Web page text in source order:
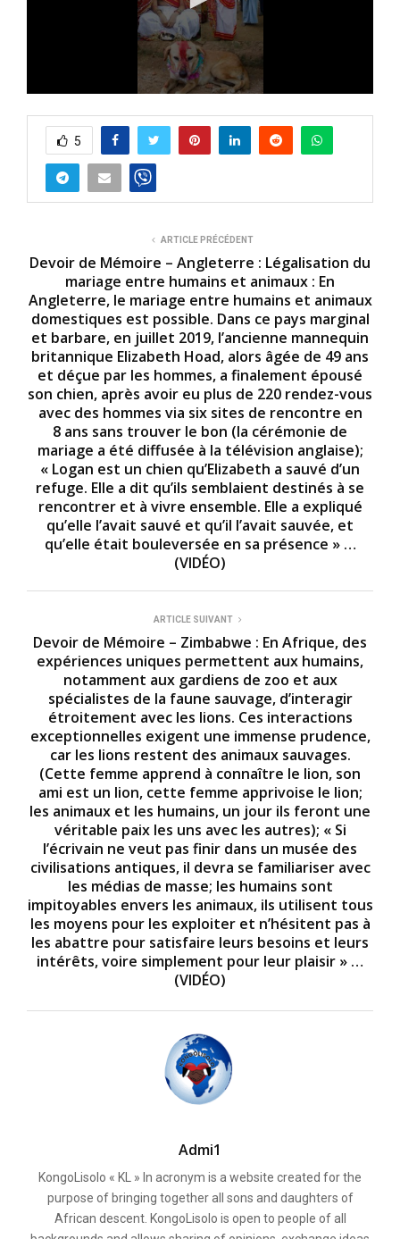
s
s
m
u
e
s
e
5
ARTICLE PRÉCÉDENT
Devoir de Mémoire – Angleterre : Légalisation du
mariage entre humains et animaux : En
Angleterre, le mariage entre humains et animaux
domestiques est possible. Dans ce pays marginal
et barbare, en juillet 2019, l’ancienne mannequin
britannique Elizabeth Hoad, alors âgée de 49 ans
et déçue par les hommes, a finalement épousé
son chien, après avoir eu plus de 220 rendez-vous
avec des hommes via six sites de rencontre en
8 ans sans trouver le bon (la cérémonie de
mariage a été diffusée à la télévision anglaise);
« Logan est un chien qu’Elizabeth a sauvé d’un
refuge. Elle a dit qu’ils semblaient destinés à se
rencontrer et à vivre ensemble. Elle a expliqué
qu’elle l’avait sauvé et qu’il l’avait sauvée, et
qu’elle était bouleversée en sa présence » …
(VIDÉO)
ARTICLE SUIVANT
Devoir de Mémoire – Zimbabwe : En Afrique, des
expériences uniques permettent aux humains,
notamment aux gardiens de zoo et aux
spécialistes de la faune sauvage, d’interagir
étroitement avec les lions. Ces interactions
exceptionnelles exigent une immense prudence,
car les lions restent des animaux sauvages.
(Cette femme apprend à connaître le lion, son
ami est un lion, cette femme apprivoise le lion;
les animaux et les humains, un jour ils feront une
véritable paix les uns avec les autres); « Si
l’écrivain ne veut pas finir dans un musée des
civilisations antiques, il devra se familiariser avec
les médias de masse; les humains sont
impitoyables envers les animaux, ils utilisent tous
les moyens pour les exploiter et n’hésitent pas à
les abattre pour satisfaire leurs besoins et leurs
intérêts, voire simplement pour leur plaisir » …
(VIDÉO)
Admi1
KongoLisolo « KL » In acronym is a website created for the
purpose of bringing together all sons and daughters of
African descent. KongoLisolo is open to people of all